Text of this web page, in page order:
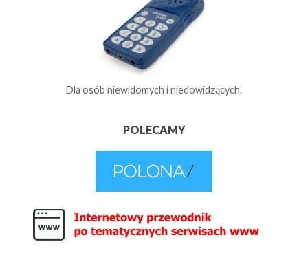
Dla osób niewidomych i niedowidzących.
POLECAMY